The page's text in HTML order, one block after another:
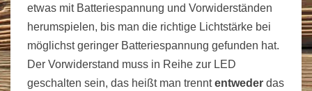
etwas mit Batteriespannung und Vorwiderständen
herumspielen, bis man die richtige Lichtstärke bei
möglichst geringer Batteriespannung gefunden hat.
Der Vorwiderstand muss in Reihe zur LED
geschalten sein, das heißt man trenntentweder das